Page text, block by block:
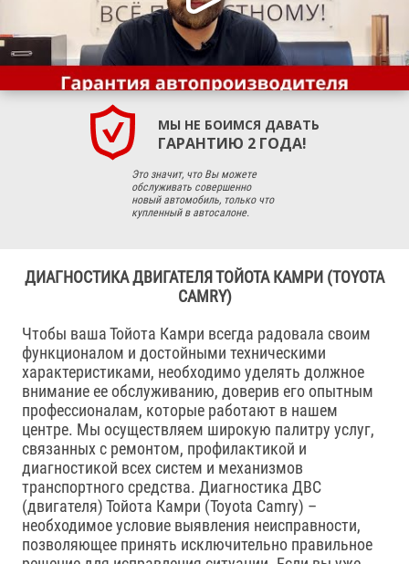
МЫ НЕ БОИМСЯ ДАВАТЬ
ГАРАНТИЮ 2 ГОДА!
Это значит, что Вы можете
обслуживать совершенно
новый автомобиль, только что
купленный в автосалоне.
ДИАГНОСТИКА ДВИГАТЕЛЯ ТОЙОТА КАМРИ (TOYOTA
CAMRY)
Чтобы ваша Тойота Камри всегда радовала своим
функционалом и достойными техническими
характеристиками, необходимо уделять должное
внимание ее обслуживанию, доверив его опытным
профессионалам, которые работают в нашем
центре. Мы осуществляем широкую палитру услуг,
связанных с ремонтом, профилактикой и
диагностикой всех систем и механизмов
транспортного средства. Диагностика ДВС
(двигателя) Тойота Камри (Toyota Camry) –
необходимое условие выявления неисправности,
позволяющее принять исключительно правильное